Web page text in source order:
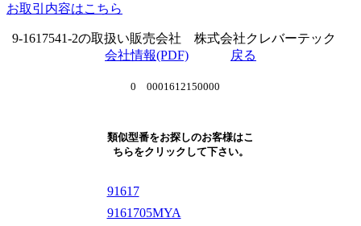
お取引内容はこちら
9-1617541-2の取扱い販売会社 株式会社クレバーテック
会社情報(PDF)
戻る
0 0001612150000
類似型番をお探しのお客様はこ
ちらをクリックして下さい。
91617
9161705MYA